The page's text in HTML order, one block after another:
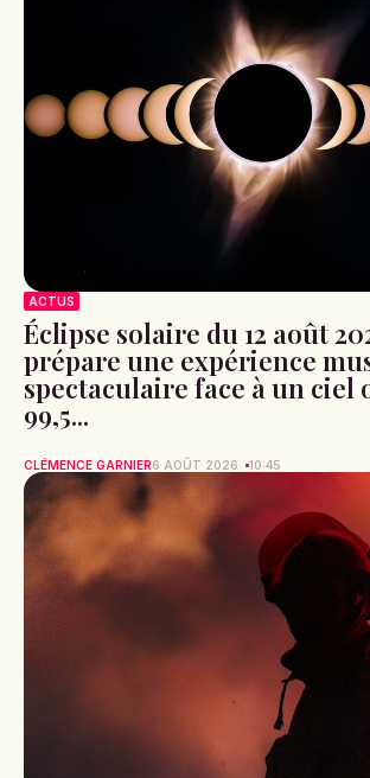
ACTUS
Éclipse solaire du 12 août
prépare une expérience
spectaculaire face à un ciel
99,5...
CLÉMENCE GARNIER6 AOÛT 2026 10:45